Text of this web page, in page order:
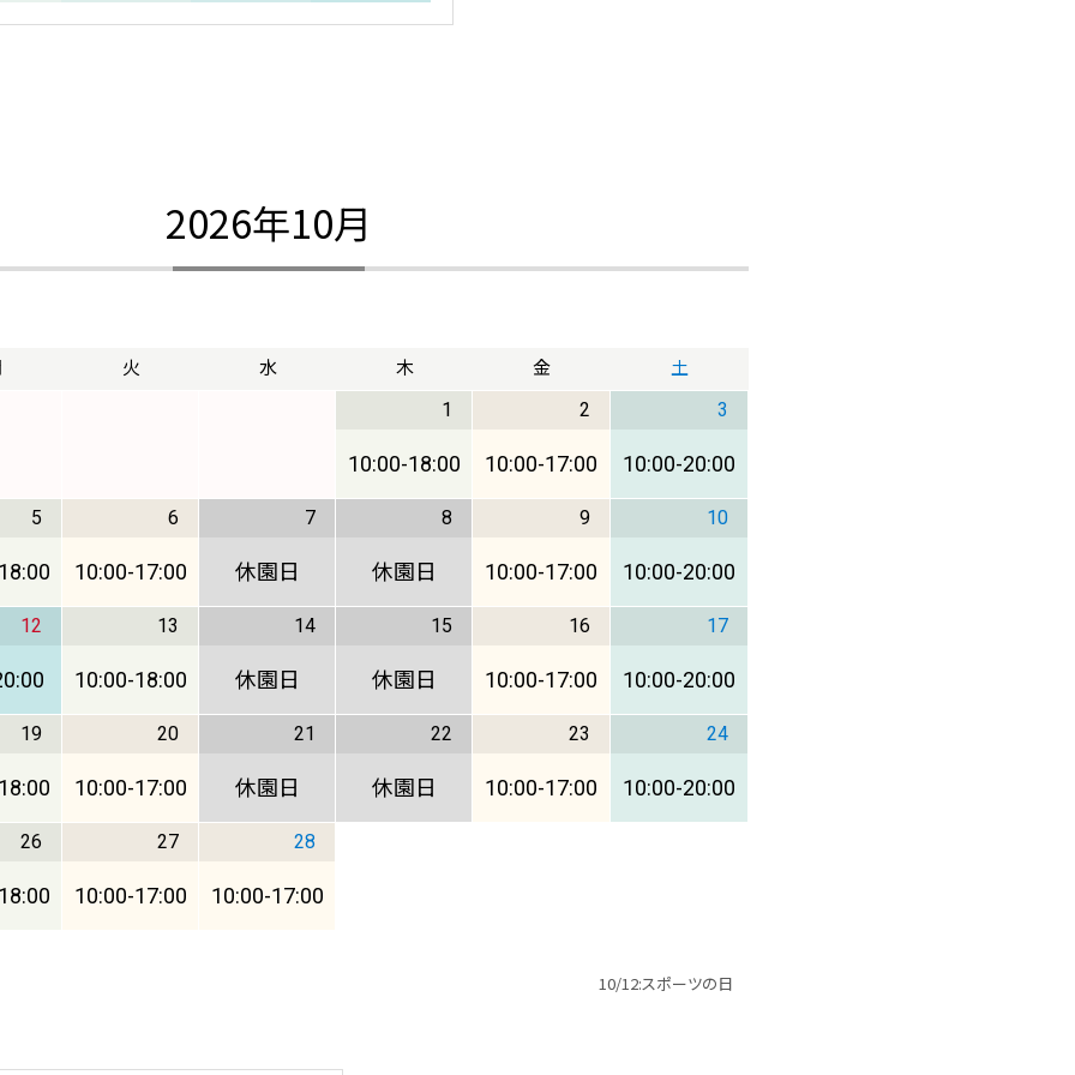
2026年10月
火 水 木 金 土
1
10:00-18:00
2
10:00-17:00
3
10:00-20:00
5 6
10:00-17:00
7
休園日
8
休園日
9
10:00-17:00
10
10:00-20:00
12 13
10:00-18:00
14
休園日
15
休園日
16
10:00-17:00
17
10:00-20:00
19 20
10:00-17:00
21
休園日
22
休園日
23
10:00-17:00
24
10:00-20:00
26 27
10:00-17:00
28
10:00-17:00
10/12:スポーツの日